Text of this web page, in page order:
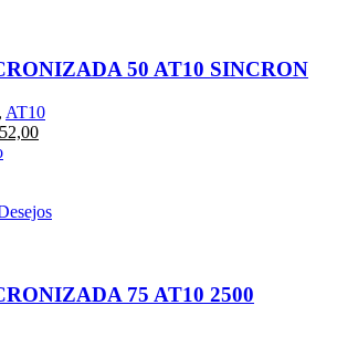
50 AT10 SINCRON
, AT10
75 AT10 2500